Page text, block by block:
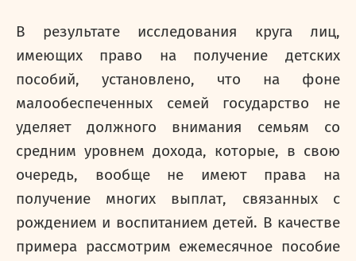
В результате исследования круга лиц,
имеющих право на получение детских
пособий, установлено, что на фоне
малообеспеченных семей государство не
уделяет должного внимания семьям со
средним уровнем дохода, которые, в свою
очередь, вообще не имеют права на
получение многих выплат, связанных с
рождением и воспитанием детей. В качестве
примера рассмотрим ежемесячное пособие